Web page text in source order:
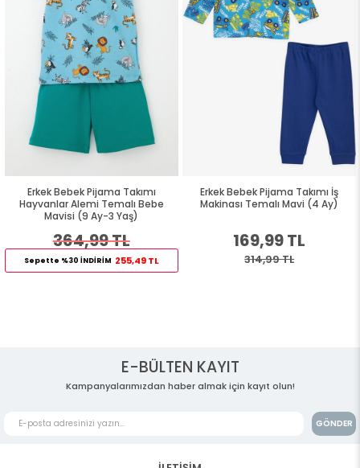
Erkek Bebek Pijama Takımı
Hayvanlar Alemi Temalı Bebe
Mavisi (9 Ay-3 Yaş)
364,99 TL
Sepette %30 İNDİRİM 255,49 TL
Erkek Bebek Pijama Takımı İş
Makinası Temalı Mavi (4 Ay)
169,99 TL
314,99 TL
E-BÜLTEN KAYIT
Kampanyalarımızdan haber almak için kayıt olun!
GÖNDER